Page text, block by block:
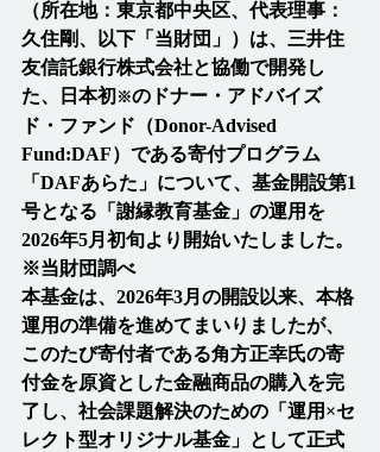
（所在地：東京都中央区、代表理事：
久住剛、以下「当財団」）は、三井住
友信託銀行株式会社と協働で開発し
た、日本初 ※のドナー・アドバイズ
ド・ファンド（Donor-Advised
Fund:DAF）である寄付プログラム
「DAFあらた」について、基金開設第1
号となる「謝縁教育基金」の運用を
2026年5月初旬より開始いたしました。
※当財団調べ
本基金は、2026年3月の開設以来、本格
運用の準備を進めてまいりましたが、
このたび寄付者である角方正幸氏の寄
付金を原資とした金融商品の購入を完
了し、社会課題解決のための「運用×セ
レクト型オリジナル基金」として正式